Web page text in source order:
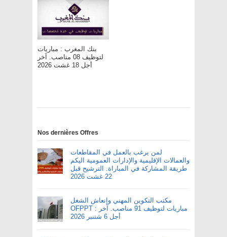
بنك المغرب : مباريات
لتوظيف 08 مناصب. آخر
أجل 18 غشت 2026
Nos dernières Offres
لمن يرغب بالعمل في المقاطعات
والعمالات الإقليمية والإدارات العمومية اليكم
طريقة المشاركة في المباراة. الترشيح قبل
22 غشت 2026
مكتب التكوين المهني وإنعاش الشغل
OFPPT : مباريات لتوظيف 91 مناصب. آخر
أجل 6 شتنبر 2026